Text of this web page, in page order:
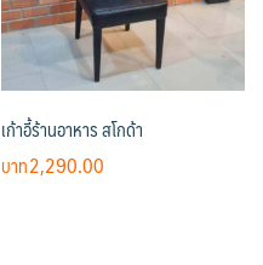
เก้าอี้ร้านอาหาร สโกด้า
2,290.00